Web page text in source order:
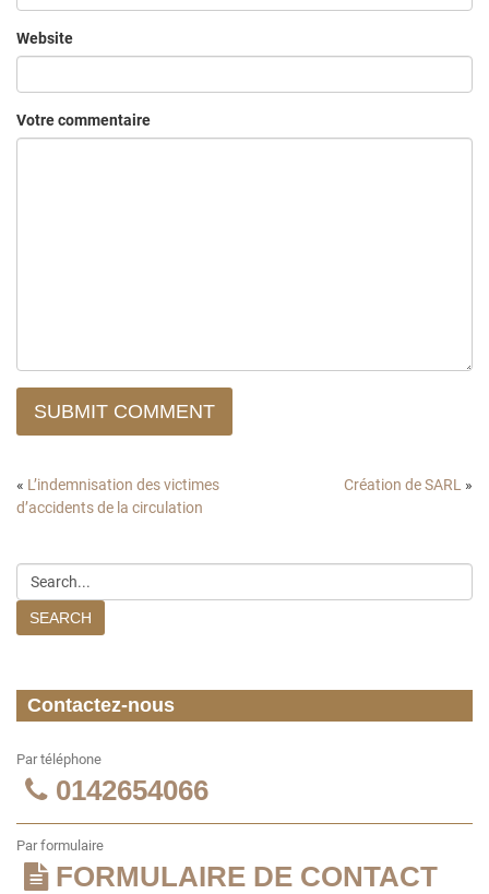
Website
Votre commentaire
SUBMIT COMMENT
« L’indemnisation des victimes
d’accidents de la circulation
Création de SARL »
SEARCH
Contactez-nous
Par téléphone
0142654066
Par formulaire
FORMULAIRE DE CONTACT